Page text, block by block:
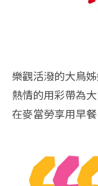
樂觀活潑的大鳥
熱情的用彩帶為大
在麥當勞享用早餐